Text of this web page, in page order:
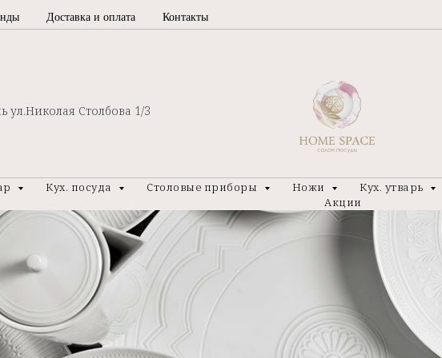
Доставка и оплата Контакты
ул.Николая Столбова 1/3
Кух. посуда Столовые приборы Ножи Кух. утварь
Акции